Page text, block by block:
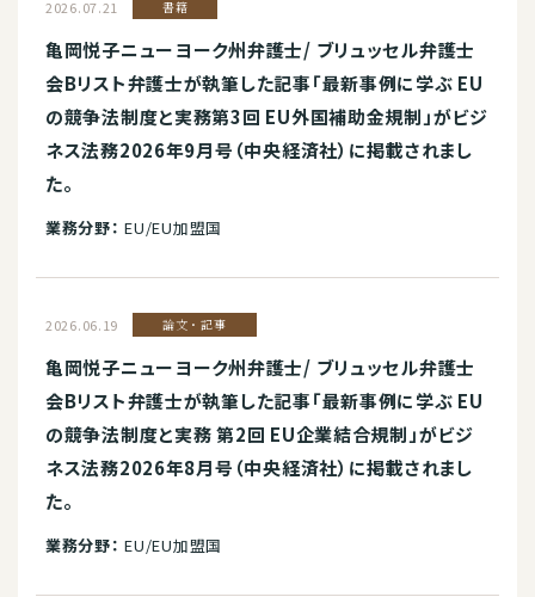
2026.07.21 書籍
亀岡悦子ニューヨーク州弁護士/ ブリュッセル弁護士
会Bリスト弁護士が執筆した記事「最新事例に学ぶ EU
の競争法制度と実務第3回 EU外国補助金規制」がビジ
ネス法務2026年9月号（中央経済社）に掲載されまし
た。
業務分野： EU/EU加盟国
2026.06.19 論文・記事
亀岡悦子ニューヨーク州弁護士/ ブリュッセル弁護士
会Bリスト弁護士が執筆した記事「最新事例に学ぶ EU
の競争法制度と実務 第2回 EU企業結合規制」がビジ
ネス法務2026年8月号（中央経済社）に掲載されまし
た。
業務分野： EU/EU加盟国